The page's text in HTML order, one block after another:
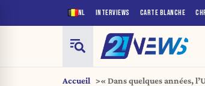
NL INTERVIEWS CARTE BLANCHE
Accueil
« Dans quelques années,